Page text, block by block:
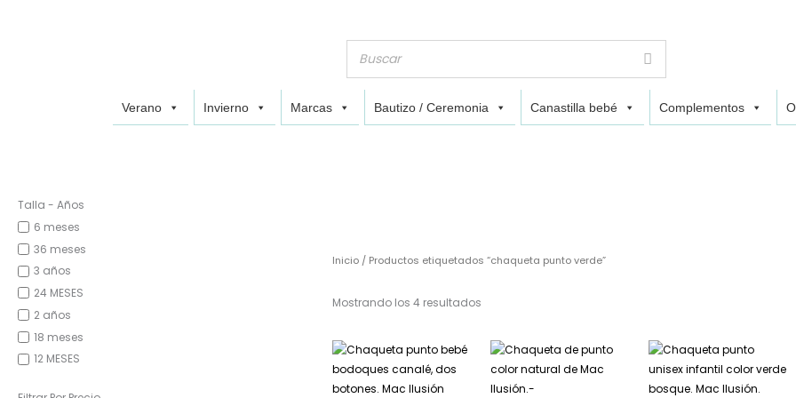
Verano Invierno Marcas Bautizo / Ceremonia Canastilla bebé Complementos
Talla - Años
6 meses
36 meses
3 años
24 MESES
2 años
18 meses
12 MESES
Inicio/ Productos etiquetados “chaqueta punto verde”
Mostrando los 4 resultados